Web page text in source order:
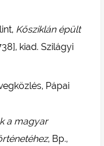
Kősziklán épült
kiad. Szilágyi
Pápai
a magyar
, Bp.,